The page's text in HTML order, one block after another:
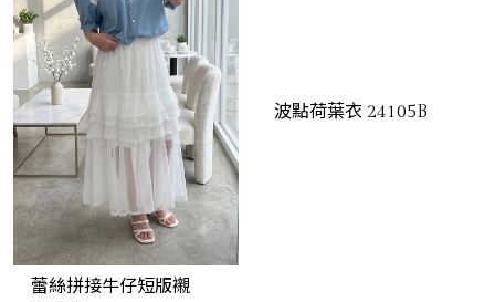
蕾絲拼接牛仔短版襯
波點荷葉衣 24105B